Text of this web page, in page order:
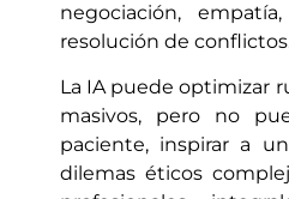
negociación,
resolución de
La IA puede optimizar
masivos, pero no
paciente, inspirar a
dilemas éticos